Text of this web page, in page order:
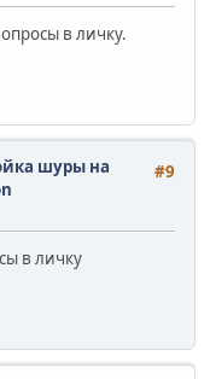
в личку.
#9
шуры на
в личку